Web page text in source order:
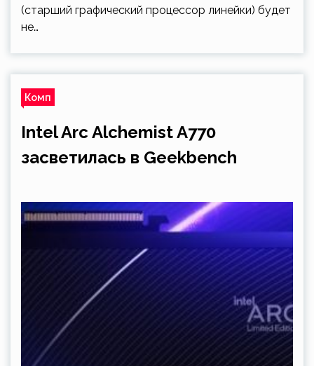
(старший графический процессор линейки) будет
не…
Комп
Intel Arc Alchemist A770
засветилась в Geekbench